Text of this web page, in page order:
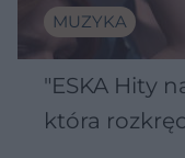
MUZYKA
"ESKA Hity
która